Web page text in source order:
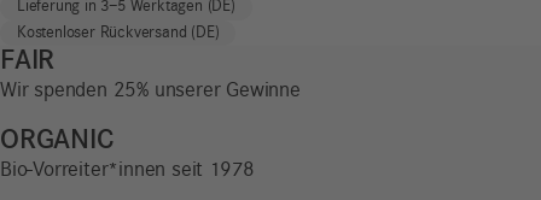
Menge
Lieferung in 3–5 Werktagen (DE)
Kostenloser Rückversand (DE)
FAIR
Wir spenden 25% unserer Gewinne
ORGANIC
Bio-Vorreiter*innen seit 1978